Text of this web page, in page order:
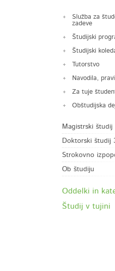
Služba za
zadeve
Študijski
Študijski
Tutorstvo
Navodila,
Za tuje
Obštudijska
Magistrski
Doktorski študij
Strokovno
Ob študiju
Oddelki in
Študij v tujini